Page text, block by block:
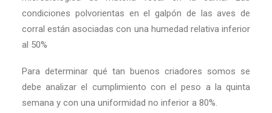
condiciones polvorientas en el galpón de las aves de
corral están asociadas con una humedad relativa inferior
al 50%
Para determinar qué tan buenos criadores somos se
debe analizar el cumplimiento con el peso a la quinta
semana y con una uniformidad no inferior a 80%.